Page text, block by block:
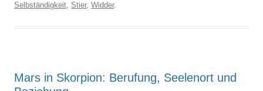
Selbständigkeit, Stier, Widder.
Mars in Skorpion: Berufung, Seelenort und